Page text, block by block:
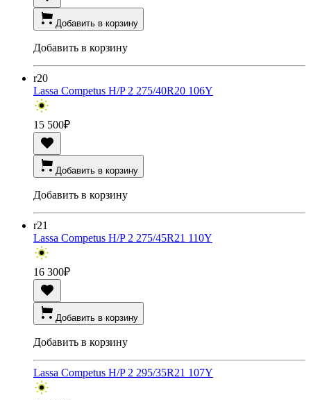
Добавить в корзину
Добавить в корзину
r20
Lassa Competus H/P 2 275/40R20 106Y
15 500₽
Добавить в корзину
Добавить в корзину
r21
Lassa Competus H/P 2 275/45R21 110Y
16 300₽
Добавить в корзину
Добавить в корзину
Lassa Competus H/P 2 295/35R21 107Y